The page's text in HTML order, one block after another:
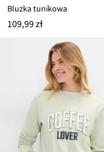
Bluzka tunikowa
109,99 zł